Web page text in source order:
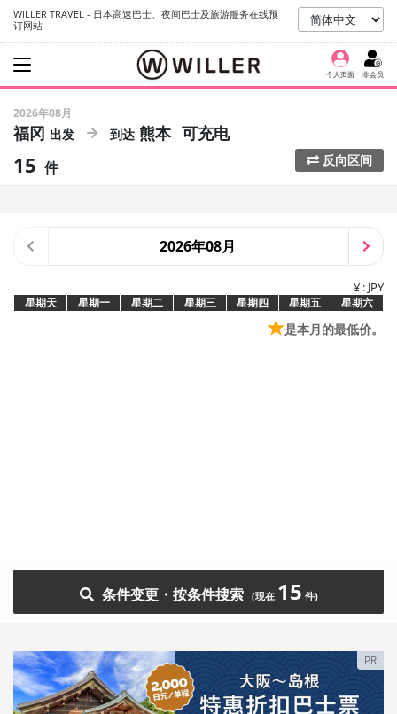
WILLER TRAVEL - 日本高速巴士、夜间巴士及旅游服务在线预
订网站
个人页面 非会员
2026年08月
福冈 熊本 可充电
15 件 反向区间
2026年08月
¥ : JPY
星期天 星期一 星期二 星期三 星期四 星期五 星期六
★是本月的最低价。
条件变更・按条件搜索 15
PR